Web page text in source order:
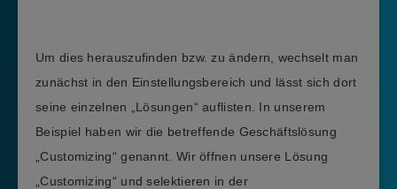
Um dies herauszufinden bzw. zu ändern, wechselt man
zunächst in den Einstellungsbereich und lässt sich dort
seine einzelnen „Lösungen“ auflisten. In unserem
Beispiel haben wir die betreffende Geschäftslösung
„Customizing“ genannt. Wir öffnen unsere Lösung
„Customizing“ und selektieren in der